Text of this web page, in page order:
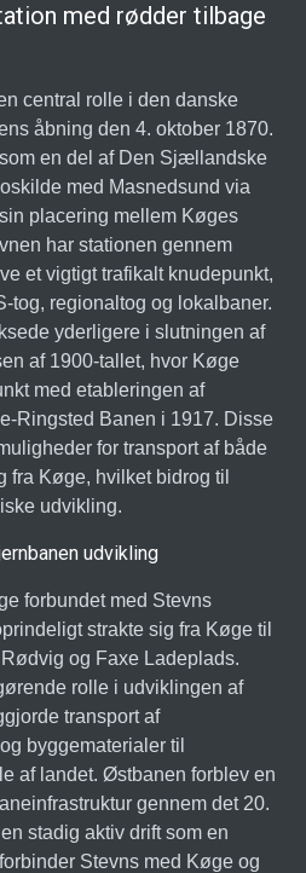
med rødder tilbage
central rolle i den danske
åbning den 4. oktober 1870.
en del af Den Sjællandske
med Masnedsund via
placering mellem Køges
har stationen gennem
et vigtigt trafikalt knudepunkt,
tog, regionaltog og lokalbaner.
yderligere i slutningen af
af 1900-tallet, hvor Køge
med etableringen af
Ringsted Banen i 1917. Disse
for transport af både
fra Køge, hvilket bidrog til
udvikling.
udvikling
forbundet med Stevns
strakte sig fra Køge til
og Faxe Ladeplads.
rolle i udviklingen af
transport af
byggematerialer til
af landet. Østbanen forblev en
gennem det 20.
stadig aktiv drift som en
Stevns med Køge og